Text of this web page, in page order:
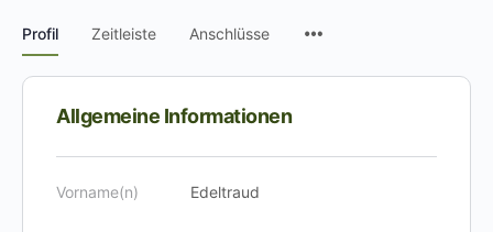
Profil Zeitleiste Anschlüsse
Allgemeine Informationen
Vorname(n) Edeltraud